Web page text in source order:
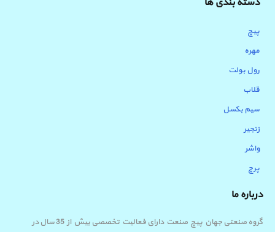
پیچ
مهره
رول بولت
قلاب
سیم بکسل
زنجیر
واشر
پرچ
درباره ما
گروه صنعتی جهان پیچ صنعت دارای فعالیت تخصصی بیش از 35 سال در